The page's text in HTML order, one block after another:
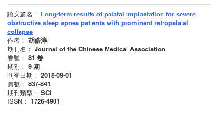
論文篇名： Long-term results of palatal implantation for severe
obstructive sleep apnea patients with prominent retropalatal
collapse
作者： 胡皓淳
期刊名： Journal of the Chinese Medical Association
卷號： 81 卷
期別： 9 期
刊登日期： 2018-09-01
頁數： 837-841
期刊類型： SCI
ISSN： 1726-4901